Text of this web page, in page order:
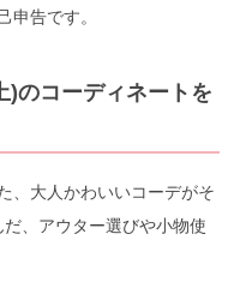
告です。
)のコーディネートを
、大人かわいいコーデがそ
、アウター選びや小物使